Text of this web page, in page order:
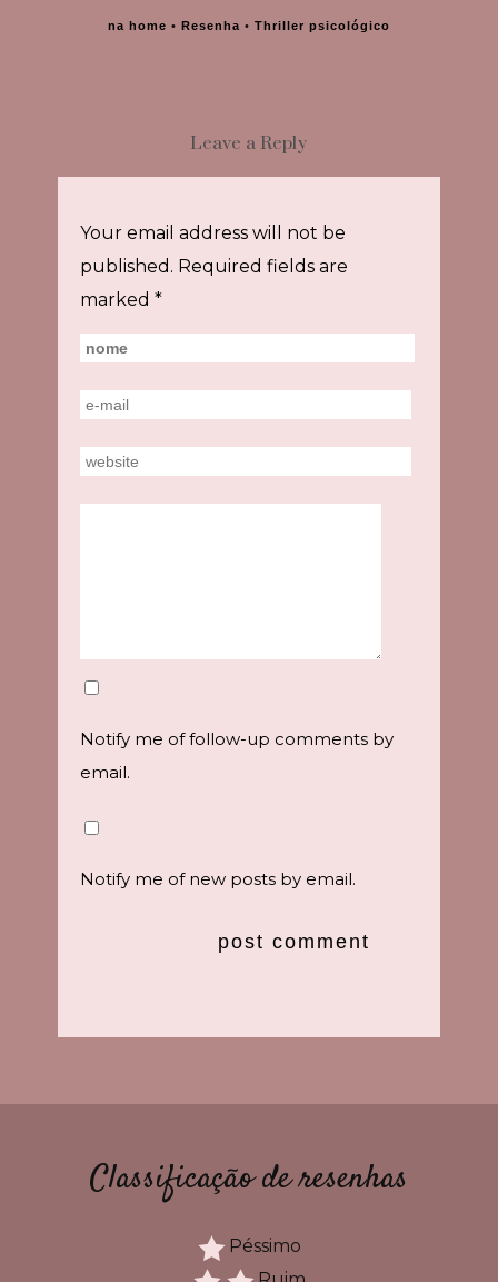
na home • Resenha • Thriller psicológico
Leave a Reply
Your email address will not be
published. Required fields are
marked *
Notify me of follow-up comments by
email.
Notify me of new posts by email.
Classificação de resenhas
Péssimo